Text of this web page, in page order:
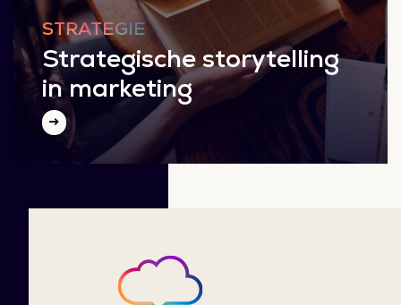
STRATEGIE
Strategische storytelling
in marketing